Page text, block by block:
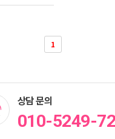
1
상담 문의
010-5249-